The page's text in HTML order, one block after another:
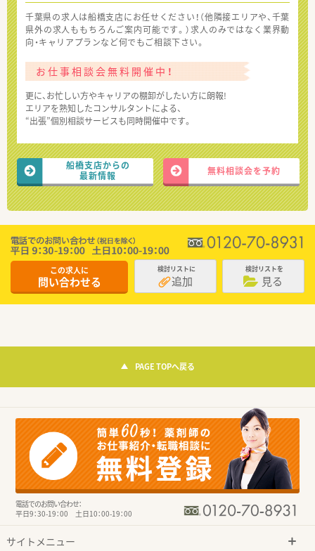
千葉県の求人は船橋支店にお任せください！（他隣接エリアや、千葉
県外の求人ももちろんご案内可能です。）求人のみではなく業界動
向・キャリアプランなど何でもご相談下さい。
お仕事相談会無料開催中！
更に、お忙しい方やキャリアの棚卸がしたい方に朗報!
エリアを熟知したコンサルタントによる、
“出張”個別相談サービスも同時開催中です。
船橋支店からの
最新情報
無料相談会を予約
この求人に
問い合わせる
検討リストに
追加
検討リストを
見る
PAGE TOPへ戻る
電話でのお問い合わせ：
平日9：30-19：00 土日10：00-19：00
サイトメニュー